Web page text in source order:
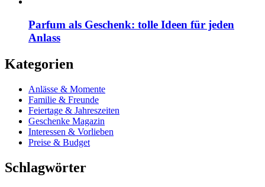
Parfum als Geschenk: tolle Ideen für jeden
Anlass
Kategorien
Anlässe & Momente
Familie & Freunde
Feiertage & Jahreszeiten
Geschenke Magazin
Interessen & Vorlieben
Preise & Budget
Schlagwörter